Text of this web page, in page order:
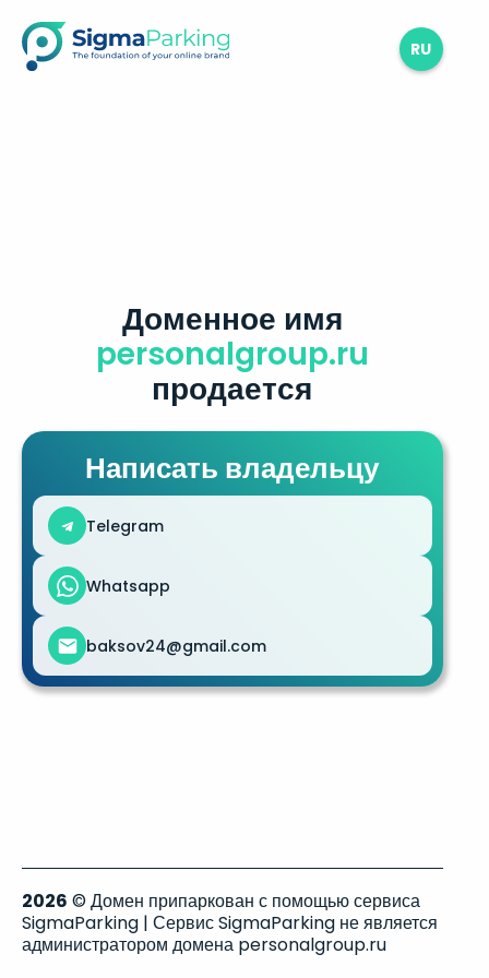
RU
Доменное имя
personalgroup.ru
продается
Написать владельцу
Telegram
Whatsapp
baksov24@gmail.com
2026 © Домен припаркован с помощью сервиса
SigmaParking | Сервис SigmaParking не является
администратором домена personalgroup.ru